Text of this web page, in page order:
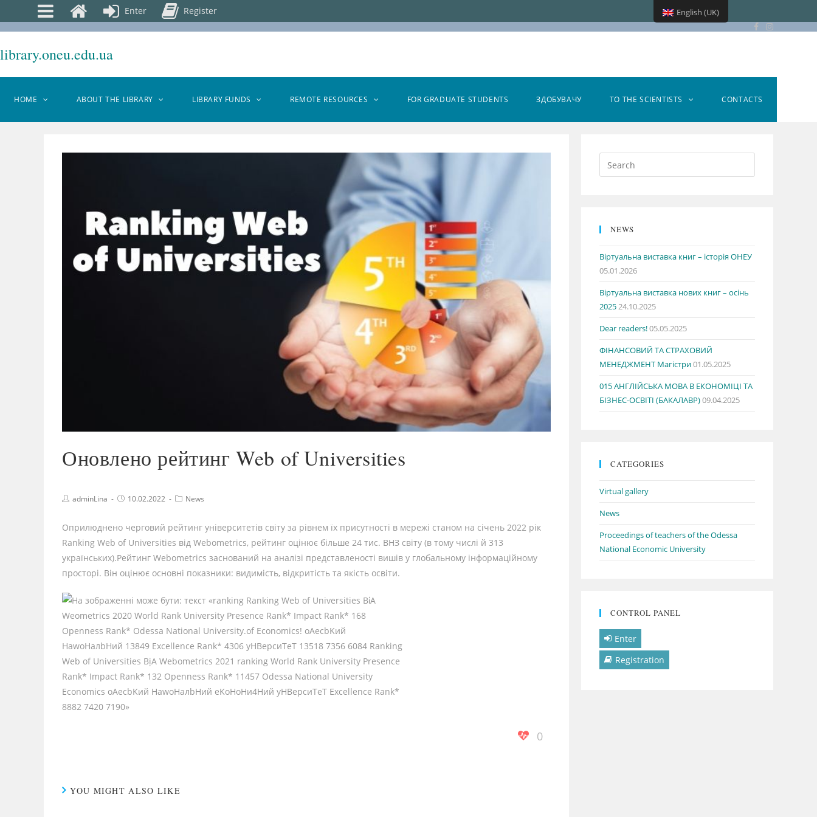
library.oneu.edu.ua
HOME ABOUT THE LIBRARY LIBRARY FUNDS REMOTE RESOURCES FOR GRADUATE STUDENTS ЗДОБУВАЧУ TO THE SCIENTISTS CONTACTS
Оновлено рейтинг Web of Universities
adminLina 10.02.2022 News
Оприлюднено черговий рейтинг університетів світу за рівнем їх присутності в мережі станом на січень 2022 рік
Ranking Web of Universities від Webometrics, рейтинг оцінює більше 24 тис. ВНЗ світу (в тому числі й 313
українських).Рейтинг Webometrics заснований на аналізі представленості вишів у глобальному інформаційному
просторі. Він оцінює основні показники: видимість, відкритість та якість освіти.
0
YOU MIGHT ALSO LIKE
NEWS
Віртуальна виставка книг – історія ОНЕУ
05.01.2026
Віртуальна виставка нових книг – осінь
202524.10.2025
Dear readers!05.05.2025
ФІНАНСОВИЙ ТА СТРАХОВИЙ
МЕНЕДЖМЕНТ Магістри01.05.2025
015 АНГЛІЙСЬКА МОВА В ЕКОНОМІЦІ ТА
БІЗНЕС-ОСВІТІ (БАКАЛАВР)09.04.2025
CATEGORIES
Virtual gallery
News
Proceedings of teachers of the Odessa
National Economic University
CONTROL PANEL
Enter
Registration
Enter Register English (UK)